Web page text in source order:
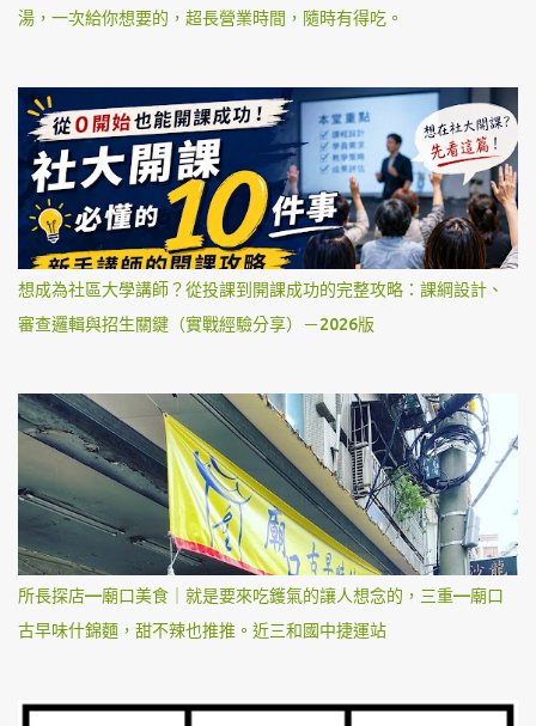
湯，一次給你想要的，超長營業時間，隨時有得吃。
想成為社區大學講師？從投課到開課成功的完整攻略：課綱設計、
審查邏輯與招生關鍵（實戰經驗分享）－2026版
所長探店—廟口美食｜就是要來吃鑊氣的讓人想念的，三重—廟口
古早味什錦麵，甜不辣也推推。近三和國中捷運站